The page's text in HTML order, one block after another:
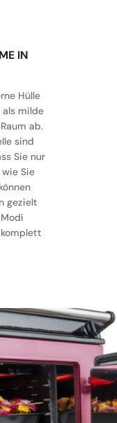
IN
Hülle
als milde
ab.
sind
Sie nur
Sie
gezielt